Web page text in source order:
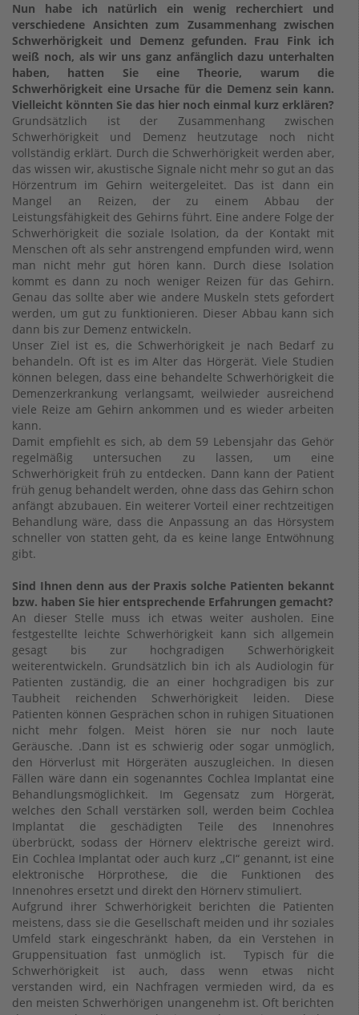
Nun habe ich natürlich ein wenig recherchiert und
verschiedene Ansichten zum Zusammenhang zwischen
Schwerhörigkeit und Demenz gefunden. Frau Fink ich
weiß noch, als wir uns ganz anfänglich dazu unterhalten
haben, hatten Sie eine Theorie, warum die
Schwerhörigkeit eine Ursache für die Demenz sein kann.
Vielleicht könnten Sie das hier noch einmal kurz erklären?
Grundsätzlich ist der Zusammenhang zwischen
Schwerhörigkeit und Demenz heutzutage noch nicht
vollständig erklärt. Durch die Schwerhörigkeit werden aber,
das wissen wir, akustische Signale nicht mehr so gut an das
Hörzentrum im Gehirn weitergeleitet. Das ist dann ein
Mangel an Reizen, der zu einem Abbau der
Leistungsfähigkeit des Gehirns führt. Eine andere Folge der
Schwerhörigkeit die soziale Isolation, da der Kontakt mit
Menschen oft als sehr anstrengend empfunden wird, wenn
man nicht mehr gut hören kann. Durch diese Isolation
kommt es dann zu noch weniger Reizen für das Gehirn.
Genau das sollte aber wie andere Muskeln stets gefordert
werden, um gut zu funktionieren. Dieser Abbau kann sich
dann bis zur Demenz entwickeln.
Unser Ziel ist es, die Schwerhörigkeit je nach Bedarf zu
behandeln. Oft ist es im Alter das Hörgerät. Viele Studien
können belegen, dass eine behandelte Schwerhörigkeit die
Demenzerkrankung verlangsamt, weilwieder ausreichend
viele Reize am Gehirn ankommen und es wieder arbeiten
kann.
Damit empfiehlt es sich, ab dem 59 Lebensjahr das Gehör
regelmäßig untersuchen zu lassen, um eine
Schwerhörigkeit früh zu entdecken. Dann kann der Patient
früh genug behandelt werden, ohne dass das Gehirn schon
anfängt abzubauen. Ein weiterer Vorteil einer rechtzeitigen
Behandlung wäre, dass die Anpassung an das Hörsystem
schneller von statten geht, da es keine lange Entwöhnung
gibt.
Sind Ihnen denn aus der Praxis solche Patienten bekannt
bzw. haben Sie hier entsprechende Erfahrungen gemacht?
An dieser Stelle muss ich etwas weiter ausholen. Eine
festgestellte leichte Schwerhörigkeit kann sich allgemein
gesagt bis zur hochgradigen Schwerhörigkeit
weiterentwickeln. Grundsätzlich bin ich als Audiologin für
Patienten zuständig, die an einer hochgradigen bis zur
Taubheit reichenden Schwerhörigkeit leiden. Diese
Patienten können Gesprächen schon in ruhigen Situationen
nicht mehr folgen. Meist hören sie nur noch laute
Geräusche. .Dann ist es schwierig oder sogar unmöglich,
den Hörverlust mit Hörgeräten auszugleichen. In diesen
Fällen wäre dann ein sogenanntes Cochlea Implantat eine
Behandlungsmöglichkeit. Im Gegensatz zum Hörgerät,
welches den Schall verstärken soll, werden beim Cochlea
Implantat die geschädigten Teile des Innenohres
überbrückt, sodass der Hörnerv elektrische gereizt wird.
Ein Cochlea Implantat oder auch kurz „CI“ genannt, ist eine
elektronische Hörprothese, die die Funktionen des
Innenohres ersetzt und direkt den Hörnerv stimuliert.
Aufgrund ihrer Schwerhörigkeit berichten die Patienten
meistens, dass sie die Gesellschaft meiden und ihr soziales
Umfeld stark eingeschränkt haben, da ein Verstehen in
Gruppensituation fast unmöglich ist. Typisch für die
Schwerhörigkeit ist auch, dass wenn etwas nicht
verstanden wird, ein Nachfragen vermieden wird, da es
den meisten Schwerhörigen unangenehm ist. Oft berichten